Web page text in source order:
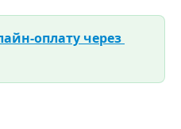
оплату через